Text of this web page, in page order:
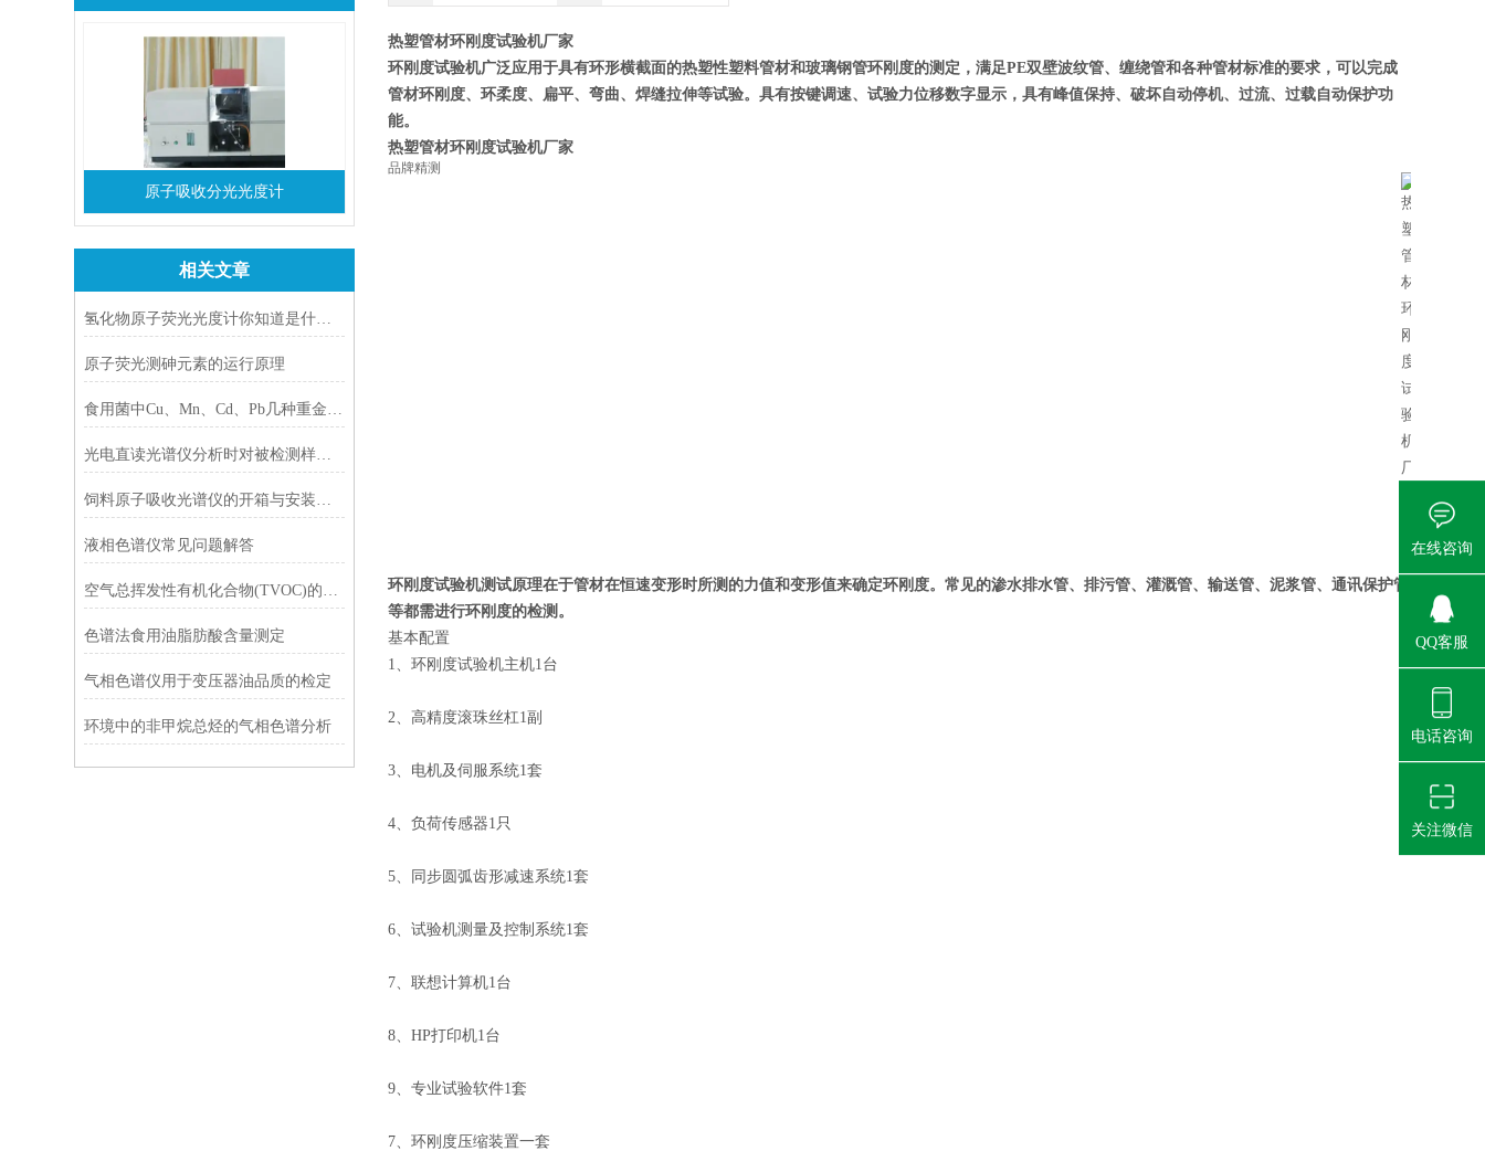
原子吸收分光光度计
相关文章
氢化物原子荧光光度计你知道是什么吗？
原子荧光测砷元素的运行原理
食用菌中Cu、Mn、Cd、Pb几种重金属含量的测定
光电直读光谱仪分析时对被检测样品有什么要求？应如何制样？
饲料原子吸收光谱仪的开箱与安装简介
液相色谱仪常见问题解答
空气总挥发性有机化合物(TVOC)的检测方案
色谱法食用油脂肪酸含量测定
气相色谱仪用于变压器油品质的检定
环境中的非甲烷总烃的气相色谱分析
热塑管材环刚度试验机厂家
环刚度试验机广泛应用于具有环形横截面的热塑性塑料管材和玻璃钢管环刚度的测定，满足PE双壁波纹管、缠绕管和各种管材标准的要求，可以完成
管材环刚度、环柔度、扁平、弯曲、焊缝拉伸等试验。具有按键调速、试验力位移数字显示，具有峰值保持、破坏自动停机、过流、过载自动保护功
能。
热塑管材环刚度试验机厂家
品牌精测
环刚度试验机测试原理在于管材在恒速变形时所测的力值和变形值来确定环刚度。常见的渗水排水管、排污管、灌溉管、输送管、泥浆管、通讯保护管
等都需进行环刚度的检测。
基本配置
1、环刚度试验机主机1台
2、高精度滚珠丝杠1副
3、电机及伺服系统1套
4、负荷传感器1只
5、同步圆弧齿形减速系统1套
6、试验机测量及控制系统1套
7、联想计算机1台
8、HP打印机1台
9、专业试验软件1套
7、环刚度压缩装置一套
在线咨询
QQ客服
电话咨询
关注微信